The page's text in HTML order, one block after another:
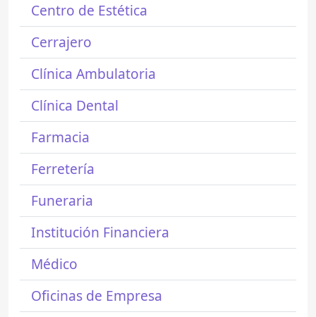
Centro de Estética
Cerrajero
Clínica Ambulatoria
Clínica Dental
Farmacia
Ferretería
Funeraria
Institución Financiera
Médico
Oficinas de Empresa